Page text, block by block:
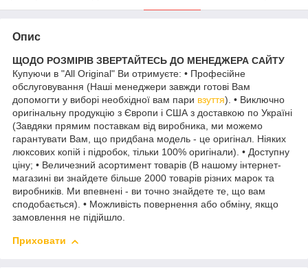
Опис
ЩОДО РОЗМІРІВ ЗВЕРТАЙТЕСЬ ДО МЕНЕДЖЕРА САЙТУ
Купуючи в "All Original" Ви отримуєте: • Професійне
обслуговування (Наші менеджери завжди готові Вам
допомогти у виборі необхідної вам пари взуття). • Виключно
оригінальну продукцію з Європи і США з доставкою по Україні
(Завдяки прямим поставкам від виробника, ми можемо
гарантувати Вам, що придбана модель - це оригінал. Ніяких
люксових копій і підробок, тільки 100% оригінали). • Доступну
ціну; • Величезний асортимент товарів (В нашому інтернет-
магазині ви знайдете більше 2000 товарів різних марок та
виробників. Ми впевнені - ви точно знайдете те, що вам
сподобається). • Можливість повернення або обміну, якщо
замовлення не підійшло.
Приховати